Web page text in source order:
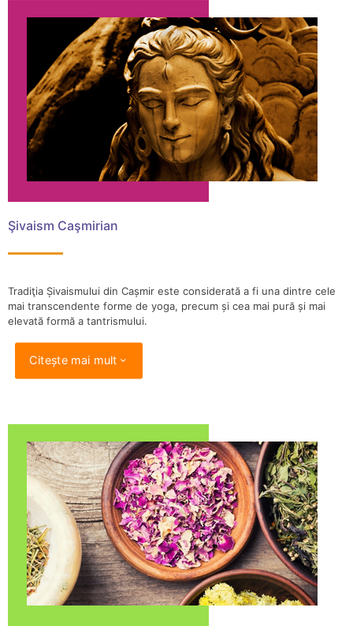
Şivaism Caşmirian
Tradiţia Șivaismului din Cașmir este considerată a fi una dintre cele
mai transcendente forme de yoga, precum și cea mai pură și mai
elevată formă a tantrismului.
Citește mai mult